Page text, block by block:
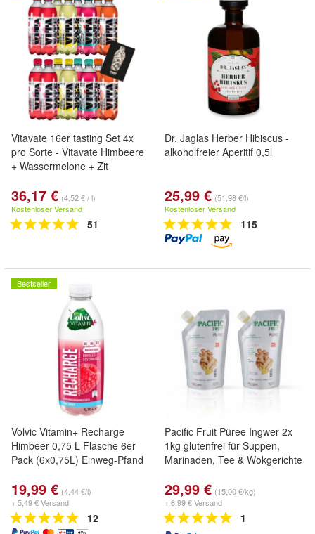
Vitavate 16er tasting Set 4x
pro Sorte - Vitavate Himbeere
+ Wassermelone + Zit
36,17 € (4,52 € / l)
Kostenloser Versand
51
Dr. Jaglas Herber Hibiscus -
alkoholfreier Aperitif 0,5l
25,99 € (51,98 €/l)
Kostenloser Versand
115
Bestseller
Volvic Vitamin+ Recharge
Himbeer 0,75 L Flasche 6er
Pack (6x0,75L) Einweg-Pfand
19,99 € (4,44 €/l)
+ 5,49 € Versand
12
Pacific Fruit Püree Ingwer 2x
1kg glutenfrei für Suppen,
Marinaden, Tee & Wokgerichte
29,99 € (15,00 €/kg)
+ 6,99 € Versand
1